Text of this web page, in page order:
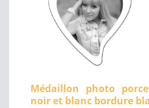
Médaillon photo
noir et blanc bordure